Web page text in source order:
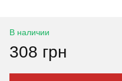
В наличии
308 грн